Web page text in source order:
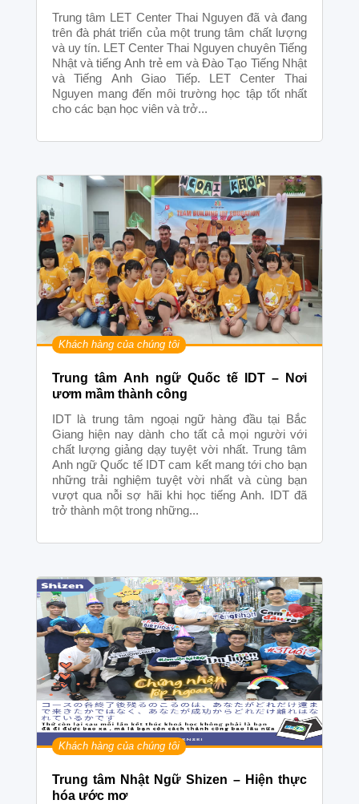
Trung tâm LET Center Thai Nguyen đã và đang
trên đà phát triển của một trung tâm chất lượng
và uy tín. LET Center Thai Nguyen chuyên Tiếng
Nhật và tiếng Anh trẻ em và Đào Tạo Tiếng Nhật
và Tiếng Anh Giao Tiếp. LET Center Thai
Nguyen mang đến môi trường học tập tốt nhất
cho các bạn học viên và trở...
Trung tâm Anh ngữ Quốc tế IDT – Nơi
ươm mầm thành công
Khách hàng của chúng tôi
IDT là trung tâm ngoại ngữ hàng đầu tại Bắc
Giang hiện nay dành cho tất cả mọi người với
chất lượng giảng dạy tuyệt vời nhất. Trung tâm
Anh ngữ Quốc tế IDT cam kết mang tới cho bạn
những trải nghiệm tuyệt vời nhất và cùng bạn
vượt qua nỗi sợ hãi khi học tiếng Anh. IDT đã
trở thành một trong những...
Trung tâm Nhật Ngữ Shizen – Hiện thực
hóa ước mơ
Khách hàng của chúng tôi